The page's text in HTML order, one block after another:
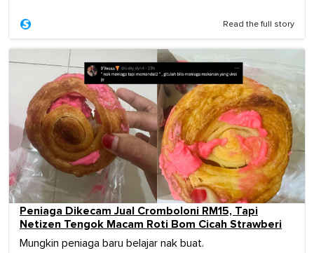
Read the full story
Peniaga Dikecam Jual Cromboloni RM15, Tapi
Netizen Tengok Macam Roti Bom Cicah Strawberi
Mungkin peniaga baru belajar nak buat.